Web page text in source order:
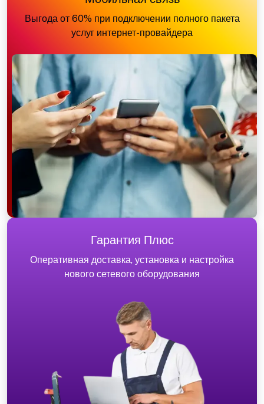
Выгода от 60% при подключении полного пакета
услуг интернет-провайдера
Гарантия Плюс
Оперативная доставка, установка и настройка
нового сетевого оборудования